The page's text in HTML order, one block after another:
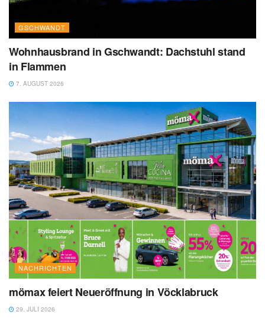
GSCHWANDT
Wohnhausbrand in Gschwandt: Dachstuhl stand
in Flammen
7. AUGUST 2026
NACHRICHTEN
mömax feiert Neueröffnung in Vöcklabruck
29. JULI 2026